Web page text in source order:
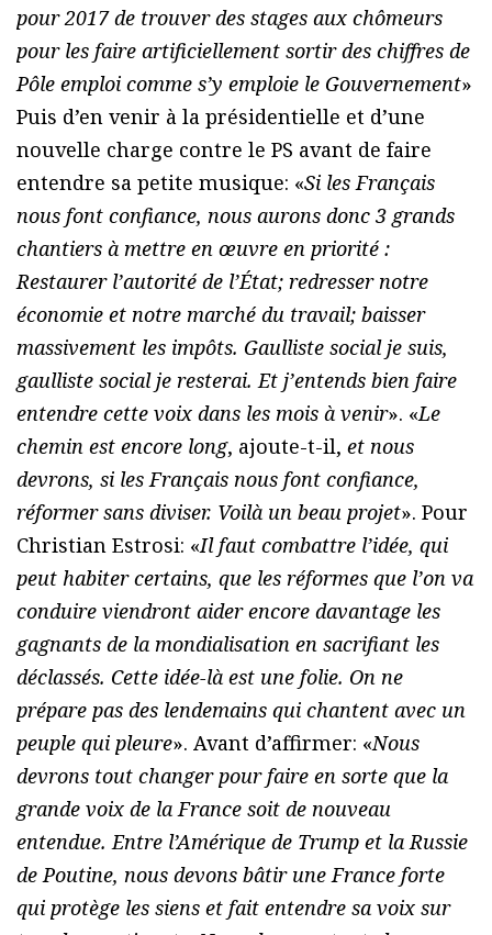
pour 2017 de trouver des stages aux chômeurs
pour les faire artificiellement sortir des chiffres de
Pôle emploi comme s’y emploie le Gouvernement»
Puis d’en venir à la présidentielle et d’une
nouvelle charge contre le PS avant de faire
entendre sa petite musique: «Si les Français
nous font confiance, nous aurons donc 3 grands
chantiers à mettre en œuvre en priorité :
Restaurer l’autorité de l’État; redresser notre
économie et notre marché du travail; baisser
massivement les impôts. Gaulliste social je suis,
gaulliste social je resterai. Et j’entends bien faire
entendre cette voix dans les mois à venir». «Le
chemin est encore long, ajoute-t-il, et nous
devrons, si les Français nous font confiance,
réformer sans diviser. Voilà un beau projet». Pour
Christian Estrosi: «Il faut combattre l’idée, qui
peut habiter certains, que les réformes que l’on va
conduire viendront aider encore davantage les
gagnants de la mondialisation en sacrifiant les
déclassés. Cette idée-là est une folie. On ne
prépare pas des lendemains qui chantent avec un
peuple qui pleure». Avant d’affirmer: «Nous
devrons tout changer pour faire en sorte que la
grande voix de la France soit de nouveau
entendue. Entre l’Amérique de Trump et la Russie
de Poutine, nous devons bâtir une France forte
qui protège les siens et fait entendre sa voix sur